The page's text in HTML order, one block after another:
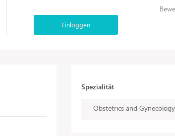
Einloggen
Spezialität
Obstetrics and Gynecology